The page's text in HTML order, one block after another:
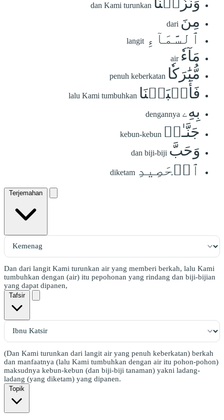
dan Kami turunkan
مِنَ dari
ٱلسَّمَآءِ langit
مَآءٗ air
مُّبَٰرَكٗا penuh keberkatan
فَأَنۢبَتۡنَا lalu Kami tumbuhkan
بِهِۦ dengannya
جَنَّـٰتٖ kebun-kebun
وَحَبَّ dan biji-biji
ٱلۡحَصِيدِ diketam
Terjemahan
Dan dari langit Kami turunkan air yang memberi berkah, lalu Kami
tumbuhkan dengan (air) itu pepohonan yang rindang dan biji-bijian
yang dapat dipanen,
Tafsir
(Dan Kami turunkan dari langit air yang penuh keberkatan) berkah
dan manfaatnya (lalu Kami tumbuhkan dengan air itu pohon-pohon)
maksudnya kebun-kebun (dan biji-biji tanaman) yakni ladang-
ladang (yang diketam) yang dipanen.
Topik